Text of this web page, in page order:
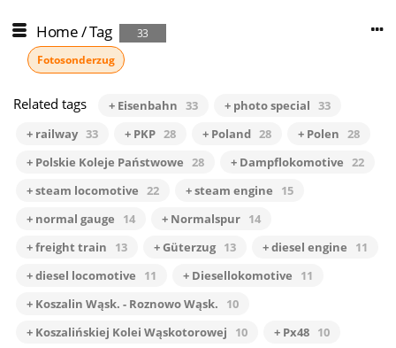
Home/Tag
33
Fotosonderzug
Related tags + Eisenbahn 33 + photo special 33
+ railway 33 + PKP 28 + Poland 28 + Polen 28
+ Polskie Koleje Państwowe 28 + Dampflokomotive 22
+ steam locomotive 22 + steam engine
15
+ normal gauge
14 + Normalspur 14
+ freight train
13 + Güterzug 13 + diesel engine
11
+ diesel locomotive
11 + Diesellokomotive
11
+ Koszalin Wąsk. - Roznowo Wąsk.
10
+ Koszalińskiej Kolei Wąskotorowej
10 + Px48 10